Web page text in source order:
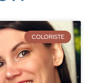
COLORISTE